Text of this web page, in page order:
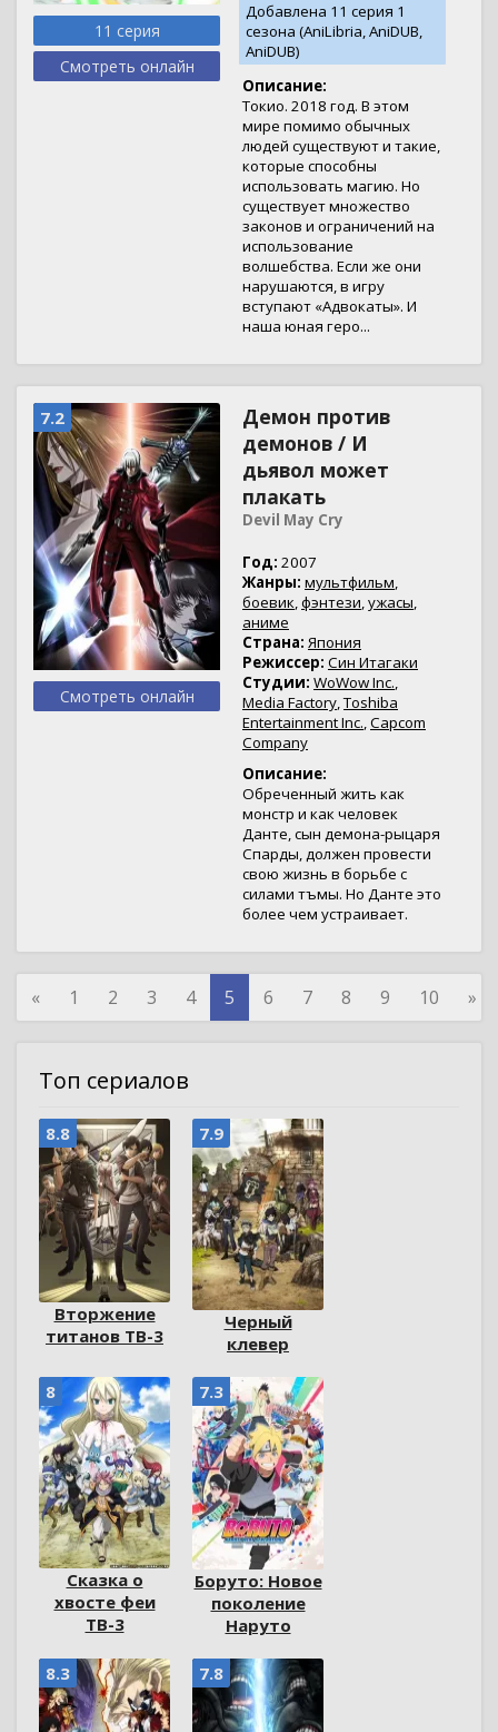
11 серия
Смотреть онлайн
Добавлена 11 серия 1
сезона (AniLibria, AniDUB,
AniDUB)
Описание:
Токио. 2018 год. В этом
мире помимо обычных
людей существуют и такие,
которые способны
использовать магию. Но
существует множество
законов и ограничений на
использование
волшебства. Если же они
нарушаются, в игру
вступают «Адвокаты». И
наша юная геро...
7.2
Смотреть онлайн
Демон против
демонов / И
дьявол может
плакать
Devil May Cry
Год: 2007
Жанры: мультфильм,
боевик,фэнтези,ужасы,
аниме
Страна: Япония
Режиссер: Син Итагаки
Студии: WoWow Inc.,
Media Factory,Toshiba
Entertainment Inc.,Capcom
Company
Описание:
Обреченный жить как
монстр и как человек
Данте, сын демона-рыцаря
Спарды, должен провести
свою жизнь в борьбе с
силами тъмы. Но Данте это
более чем устраивает.
« 1 2 3 4 5 6 7 8 9 10 »
Топ сериалов
8.8
Вторжение
титанов ТВ-3
7.9
Черный
клевер
8
Сказка о
хвосте феи
ТВ-3
7.3
Боруто: Новое
поколение
Наруто
8.3 7.8